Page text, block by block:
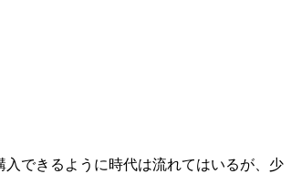
できるように時代は流れてはいるが、少